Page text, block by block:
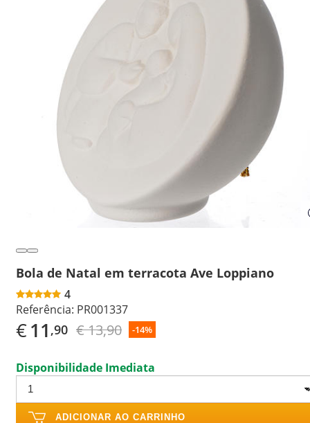
Bola de Natal em terracota Ave Loppiano
4
Referência: PR001337
€11 ,90 € 13,90 -14%
Disponibilidade Imediata
ADICIONAR AO CARRINHO